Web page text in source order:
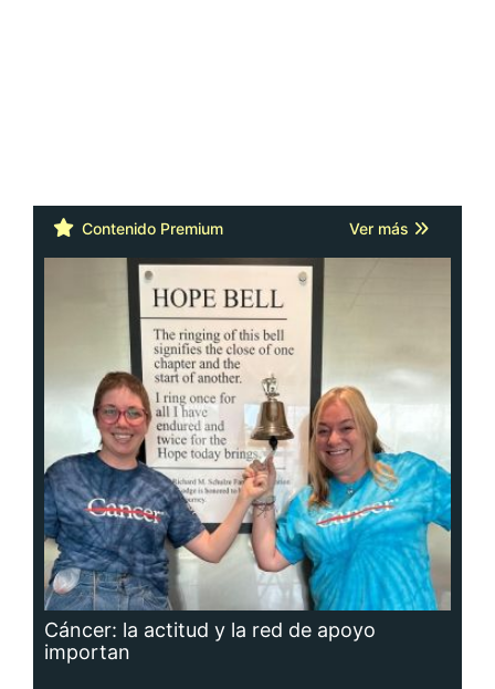
Contenido Premium Ver más
Cáncer: la actitud y la red de apoyo
importan